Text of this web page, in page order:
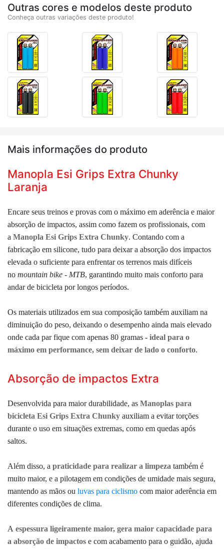
Outras cores e modelos deste produto
Conheça outras variações deste produto!
Mais informações do produto
Manopla Esi Grips Extra Chunky
Laranja
Encare seus treinos e provas com o máximo em aderência e maior
absorção de impactos, assim como fazem os profissionais, com
a Manopla Esi Grips Extra Chunky. Contando com a
fabricação em silicone, tudo para deixar a absorção dos impactos
elevada o suficiente para enfrentar os terrenos mais difíceis
no mountain bike - MTB, garantindo muito mais conforto para
andar de bicicleta por longos períodos.
Os materiais utilizados em sua composição também auxiliam na
diminuição do peso, deixando o desempenho ainda mais elevado
onde cada par fique com apenas 80 gramas - ideal para o
máximo em performance, sem deixar de lado o conforto.
Absorção de impactos Extra
Desenvolvida para maior durabilidade, as Manoplas para
bicicleta Esi Grips Extra Chunky auxiliam a evitar torções
durante o uso em situações extremas, como em quedas após
saltos.
Além disso, a praticidade para realizar a limpeza também é
muito maior, e a pilotagem em condições de umidade mais segura,
mantendo as mãos ou luvas para ciclismo com maior aderência em
diferentes condições de clima.
A espessura ligeiramente maior, gera maior capacidade para
a absorção de impactos e com acabamento para o guidão, ajuda